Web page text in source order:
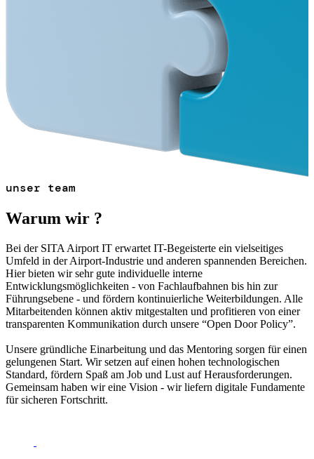
unser team
Warum wir ?
Bei der SITA Airport IT erwartet IT-Begeisterte ein vielseitiges
Umfeld in der Airport-Industrie und anderen spannenden Bereichen.
Hier bieten wir sehr gute individuelle interne
Entwicklungsmöglichkeiten - von Fachlaufbahnen bis hin zur
Führungsebene - und fördern kontinuierliche Weiterbildungen. Alle
Mitarbeitenden können aktiv mitgestalten und profitieren von einer
transparenten Kommunikation durch unsere “Open Door Policy”.
Unsere gründliche Einarbeitung und das Mentoring sorgen für einen
gelungenen Start. Wir setzen auf einen hohen technologischen
Standard, fördern Spaß am Job und Lust auf Herausforderungen.
Gemeinsam haben wir eine Vision - wir liefern digitale Fundamente
für sicheren Fortschritt.